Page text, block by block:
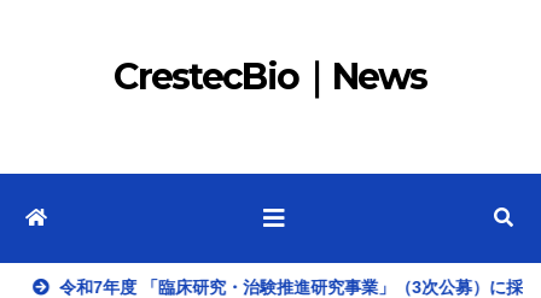
キ
CrestecBio｜News
令和7年度 「臨床研究・治験推進研究事業」（3次公募）に採択され